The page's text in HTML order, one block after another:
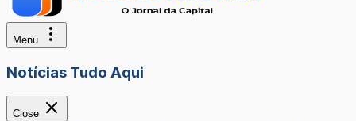
Menu
Notícias Tudo Aqui
Close